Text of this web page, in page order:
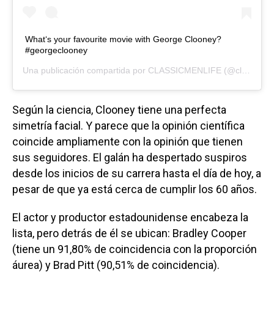
What‘s your favourite movie with George Clooney?
#georgeclooney
Una publicación compartida por CLASSICMENLIFE (@classicmenlife) el
Según la ciencia, Clooney tiene una perfecta
simetría facial. Y parece que la opinión científica
coincide ampliamente con la opinión que tienen
sus seguidores. El galán ha despertado suspiros
desde los inicios de su carrera hasta el día de hoy, a
pesar de que ya está cerca de cumplir los 60 años.
El actor y productor estadounidense encabeza la
lista, pero detrás de él se ubican: Bradley Cooper
(tiene un 91,80% de coincidencia con la proporción
áurea) y Brad Pitt (90,51% de coincidencia).